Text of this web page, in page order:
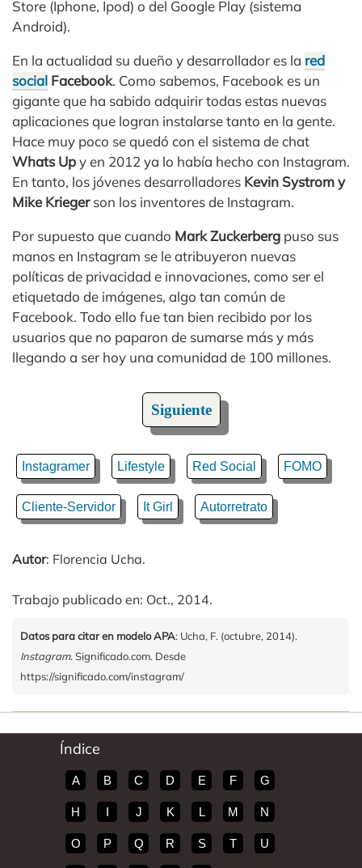
Store (Iphone, Ipod) o del Google Play (sistema
Android).
En la actualidad su dueño y desarrollador es la red
social Facebook. Como sabemos, Facebook es un
gigante que ha sabido adquirir todas estas nuevas
aplicaciones que logran instalarse tanto en la gente.
Hace muy poco se quedó con el sistema de chat
Whats Upy en 2012 ya lo había hecho con Instagram.
En tanto, los jóvenes desarrolladores Kevin Systrom y
Mike Kriegerson los inventores de Instagram.
Por supuesto que cuando Mark Zuckerberg puso sus
manos en Instagram se le atribuyeron nuevas
políticas de privacidad e innovaciones, como ser el
etiquetado de imágenes, algo tan común de
Facebook. Todo ello fue tan bien recibido por los
usuarios que no paparon de sumarse más y más
llegando a ser hoy una comunidad de 100 millones.
Siguiente
Instagramer Lifestyle Red Social FOMO
Cliente-Servidor It Girl Autorretrato
Autor: Florencia Ucha.
Trabajo publicado en: Oct., 2014.
Datos para citar en modelo APA: Ucha, F. (octubre, 2014).
Instagram. Significado.com. Desde
https://significado.com/instagram/
Índice
A B C D E F G
H I J K L M N
O P Q R S T U